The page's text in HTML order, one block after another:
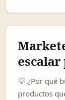
Lena Yang
personal. Mi
empieza en
💡 ¿Por qué
productos